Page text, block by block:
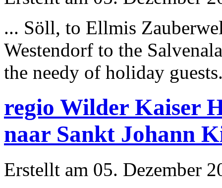
... Söll, to Ellmis
Westendorf to the
the needy of holiday
regio Wilder Kaiser
naar Sankt Johann
Erstellt am 05. Dezember